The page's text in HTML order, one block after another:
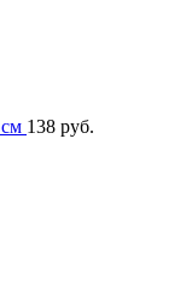
138 руб.